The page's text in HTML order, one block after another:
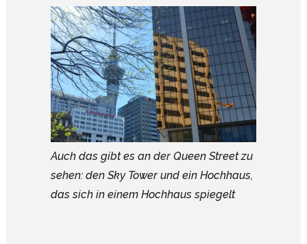
Auch das gibt es an der Queen Street zu
sehen: den Sky Tower und ein Hochhaus,
das sich in einem Hochhaus spiegelt